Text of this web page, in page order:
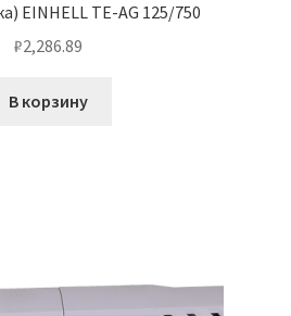
EINHELL TE-AG 125/750
₽2,286.89
В корзину